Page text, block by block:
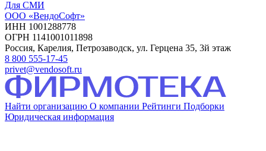
Для СМИ
ООО «ВендоСофт»
ИНН 1001288778
ОГРН 1141001011898
Россия, Карелия, Петрозаводск, ул. Герцена 35, 3й этаж
8 800 555-17-45
privet@vendosoft.ru
Найти организацию О компании Рейтинги Подборки
Юридическая информация